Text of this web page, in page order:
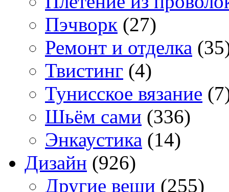
Пэчворк (27)
Ремонт и отделка
Твистинг (4)
Тунисское вязание
Шьём сами (336)
Энкаустика (14)
Дизайн (926)
Другие вещи (255)